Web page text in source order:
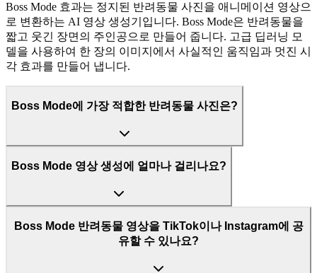
Boss Mode 효과는 정지된 반려동물 사진을 애니메이션 영상으
로 변환하는 AI 영상 생성기입니다. Boss Mode은 반려동물을
짧고 웃긴 장면의 주인공으로 만들어 줍니다. 고급 딥러닝 모
델을 사용하여 한 장의 이미지에서 사실적인 움직임과 멋진 시
각 효과를 만들어 냅니다.
Boss Mode에 가장 적합한 반려동물 사진은?
Boss Mode 영상 생성에 얼마나 걸리나요?
Boss Mode 반려동물 영상을 TikTok이나 Instagram에 공
유할 수 있나요?